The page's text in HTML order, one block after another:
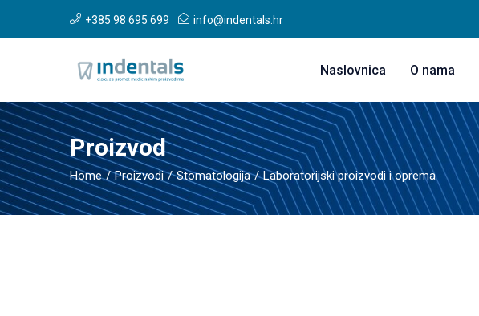
+385 98 695 699 info@indentals.hr
Naslovnica O nama
Proizvod
Home Proizvodi Stomatologija Laboratorijski proizvodi i oprema